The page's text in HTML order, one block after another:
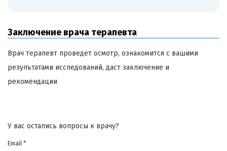
Заключение врача терапевта
Врач терапевт проведет осмотр, ознакомится с вашими
результатами исследований, даст заключение и
рекомендации
У вас остались вопросы к врачу?
Email *